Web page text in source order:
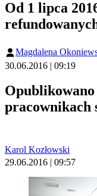
Od 1 lipca
Magdalena
30.06.2016 | 09:19
pracownikach
Karol Kozłowski
29.06.2016 | 09:57